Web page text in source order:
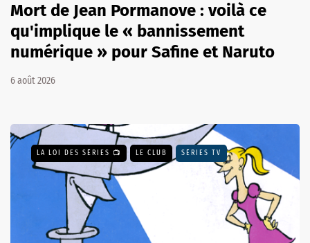
Mort de Jean Pormanove : voilà ce
qu'implique le « bannissement
numérique » pour Safine et Naruto
6 août 2026
LA LOI DES SÉRIES 📺 LE CLUB SÉRIES TV